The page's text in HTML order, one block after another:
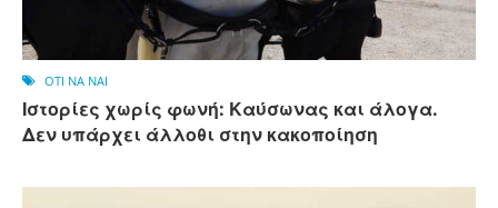
OTI NA NAI
Ιστορίες χωρίς φωνή: Καύσωνας και άλογα.
Δεν υπάρχει άλλοθι στην κακοποίηση